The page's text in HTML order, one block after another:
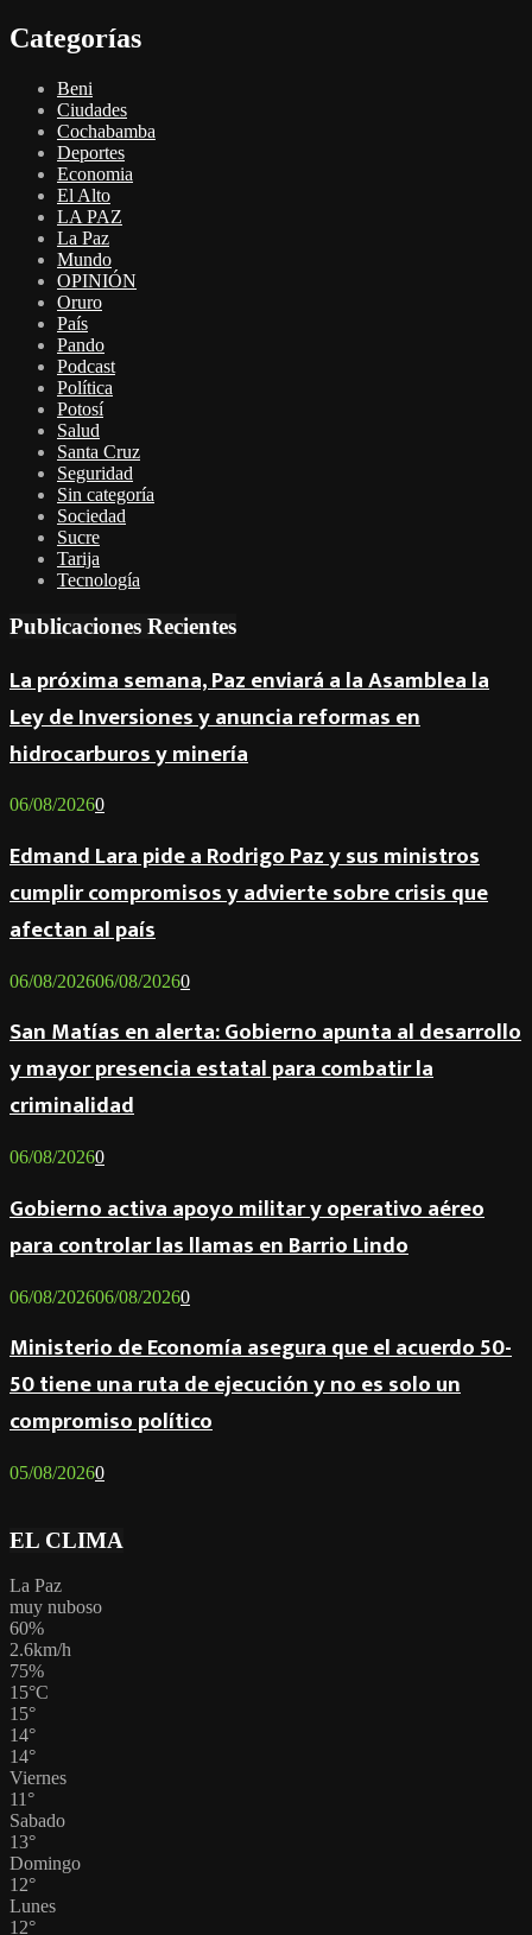
Categorías
Beni
Ciudades
Cochabamba
Deportes
Economia
El Alto
LA PAZ
La Paz
Mundo
OPINIÓN
Oruro
País
Pando
Podcast
Política
Potosí
Salud
Santa Cruz
Seguridad
Sin categoría
Sociedad
Sucre
Tarija
Tecnología
Publicaciones Recientes
La próxima semana, Paz enviará a la Asamblea la
Ley de Inversiones y anuncia reformas en
hidrocarburos y minería
06/08/20260
Edmand Lara pide a Rodrigo Paz y sus ministros
cumplir compromisos y advierte sobre crisis que
afectan al país
06/08/202606/08/20260
San Matías en alerta: Gobierno apunta al desarrollo
y mayor presencia estatal para combatir la
criminalidad
06/08/20260
Gobierno activa apoyo militar y operativo aéreo
para controlar las llamas en Barrio Lindo
06/08/202606/08/20260
Ministerio de Economía asegura que el acuerdo 50-
50 tiene una ruta de ejecución y no es solo un
compromiso político
05/08/20260
EL CLIMA
La Paz
muy nuboso
60%
2.6km/h
75%
15°C
15°
14°
14°
Viernes
11°
Sabado
13°
Domingo
12°
Lunes
12°